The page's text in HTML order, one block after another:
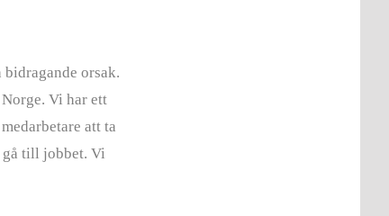
orsak.
Vi har ett
att ta
till jobbet. Vi